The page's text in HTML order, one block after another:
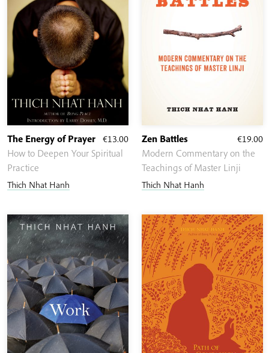
€13.00
The Energy of Prayer
How to Deepen Your Spiritual
Practice
Thich Nhat Hanh
€19.00
Zen Battles
Modern Commentary on the
Teachings of Master Linji
Thich Nhat Hanh